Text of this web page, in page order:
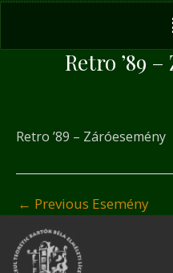
Retro ’89
Retro ’89 – Záróesemény
← Previous Esemény